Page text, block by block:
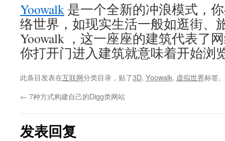
Yoowalk 是一个全新的冲浪模式，
络世界，如现实生活一般如逛街、
Yoowalk ，这一座座的建筑代表了
你打开门进入建筑就意味着开始浏
此条目发表在互联网分类目录，贴了3D, Yoowalk, 虚拟世界标签
← 7种方式构建自己的Digg类网站
发表回复